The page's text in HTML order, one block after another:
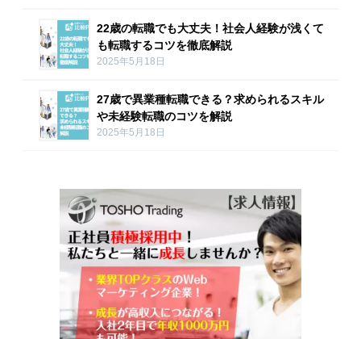
22歳の転職でも大丈夫！社会人経験が浅くて
も転職するコツを徹底解説
2025年5月18日
27歳で異業種転職できる？求められるスキル
や未経験転職のコツを解説
2025年5月18日